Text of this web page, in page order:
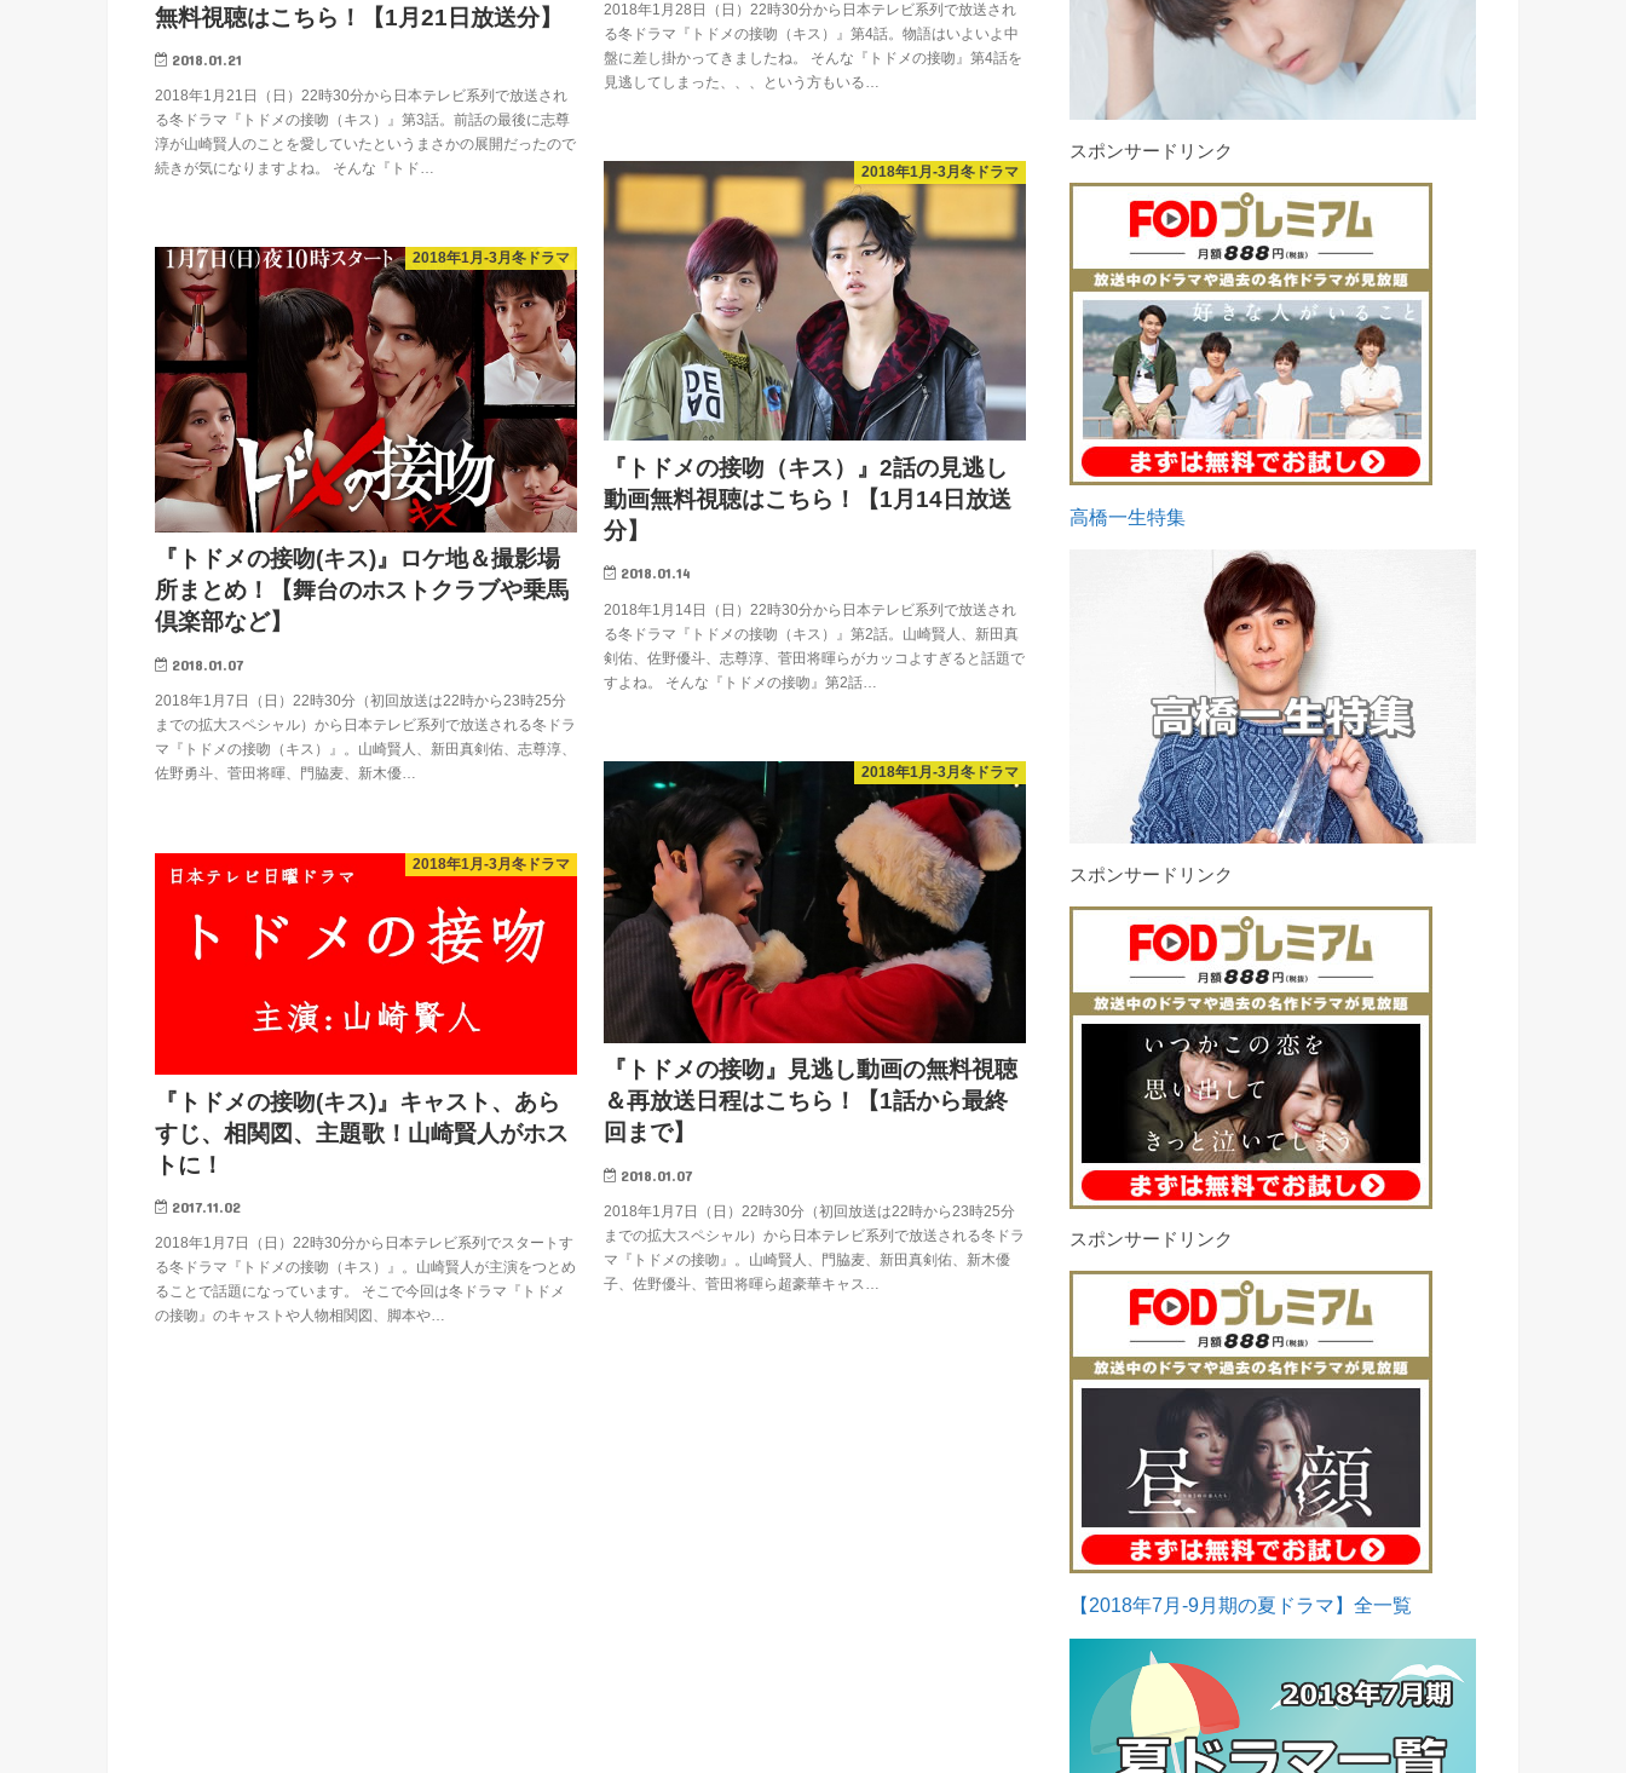
2018年1月28日（日）22時30分から日本テレビ系列で放送され
る冬ドラマ『トドメの接吻（キス）』第4話。物語はいよいよ中
盤に差し掛かってきましたね。 そんな『トドメの接吻』第4話を
見逃してしまった、、、という方もいる…
無料視聴はこちら！【1月21日放送分】
2018.01.21
2018年1月21日（日）22時30分から日本テレビ系列で放送され
る冬ドラマ『トドメの接吻（キス）』第3話。前話の最後に志尊
淳が山崎賢人のことを愛していたというまさかの展開だったので
続きが気になりますよね。 そんな『トド…
2018年1月-3月冬ドラマ
『トドメの接吻（キス）』2話の見逃し
動画無料視聴はこちら！【1月14日放送
分】
2018.01.14
2018年1月14日（日）22時30分から日本テレビ系列で放送され
る冬ドラマ『トドメの接吻（キス）』第2話。山崎賢人、新田真
剣佑、佐野優斗、志尊淳、菅田将暉らがカッコよすぎると話題で
すよね。 そんな『トドメの接吻』第2話…
2018年1月-3月冬ドラマ
『トドメの接吻(キス)』ロケ地＆撮影場
所まとめ！【舞台のホストクラブや乗馬
倶楽部など】
2018.01.07
2018年1月7日（日）22時30分（初回放送は22時から23時25分
までの拡大スペシャル）から日本テレビ系列で放送される冬ドラ
マ『トドメの接吻（キス）』。山崎賢人、新田真剣佑、志尊淳、
佐野勇斗、菅田将暉、門脇麦、新木優…
2018年1月-3月冬ドラマ
『トドメの接吻』見逃し動画の無料視聴
＆再放送日程はこちら！【1話から最終
回まで】
2018.01.07
2018年1月7日（日）22時30分（初回放送は22時から23時25分
までの拡大スペシャル）から日本テレビ系列で放送される冬ドラ
マ『トドメの接吻』。山崎賢人、門脇麦、新田真剣佑、新木優
子、佐野優斗、菅田将暉ら超豪華キャス…
2018年1月-3月冬ドラマ
『トドメの接吻(キス)』キャスト、あら
すじ、相関図、主題歌！山崎賢人がホス
トに！
2017.11.02
2018年1月7日（日）22時30分から日本テレビ系列でスタートす
る冬ドラマ『トドメの接吻（キス）』。山崎賢人が主演をつとめ
ることで話題になっています。 そこで今回は冬ドラマ『トドメ
の接吻』のキャストや人物相関図、脚本や…
スポンサードリンク
高橋一生特集
スポンサードリンク
スポンサードリンク
【2018年7月-9月期の夏ドラマ】全一覧